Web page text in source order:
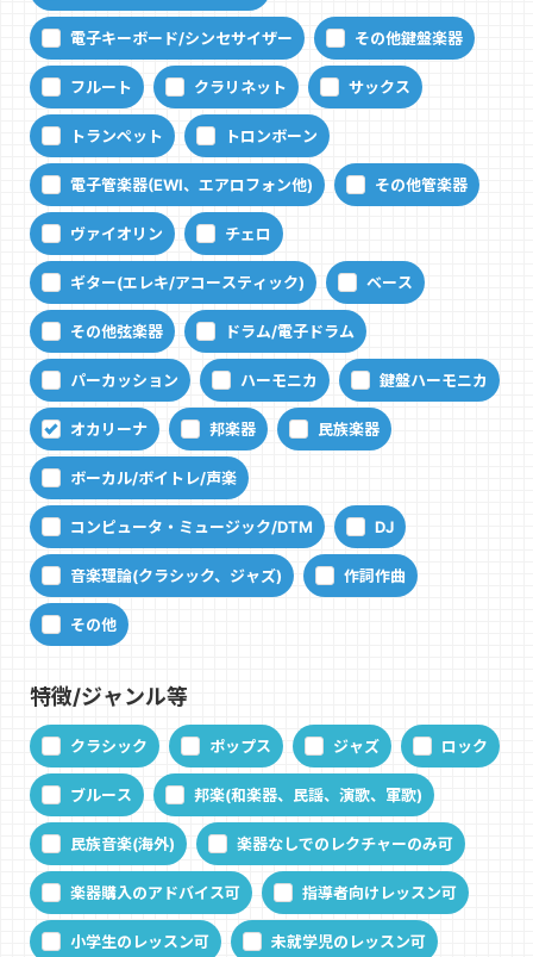
電子キーボード/シンセサイザー その他鍵盤楽器
フルート クラリネット サックス
トランペット トロンボーン
電子管楽器(EWI、エアロフォン他) その他管楽器
ヴァイオリン チェロ
ギター(エレキ/アコースティック) ベース
その他弦楽器 ドラム/電子ドラム
パーカッション ハーモニカ 鍵盤ハーモニカ
オカリーナ 邦楽器 民族楽器
ボーカル/ボイトレ/声楽
コンピュータ・ミュージック/DTM DJ
音楽理論(クラシック、ジャズ) 作詞作曲
その他
特徴/ジャンル等
クラシック ポップス ジャズ ロック
ブルース 邦楽(和楽器、民謡、演歌、軍歌)
民族音楽(海外) 楽器なしでのレクチャーのみ可
楽器購入のアドバイス可 指導者向けレッスン可
小学生のレッスン可 未就学児のレッスン可